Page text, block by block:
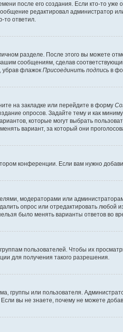
после его создания. Если кто-то
редактировал администратор
то ответил.
разделе. После этого вы можете
сообщениям, сделав
убрав флажок Присоединить подпись в
на закладке или перейдите в форму
опросов. Задайте тему и как
которые могут выбрать
вариант, за который они
конференции. Если вам нужно
модераторами или
опрос или отредактировать
было менять варианты ответов во
пользователей. Чтобы их
для получения такого разрешения.
группы или пользователя.
вы не знаете, почему не можете